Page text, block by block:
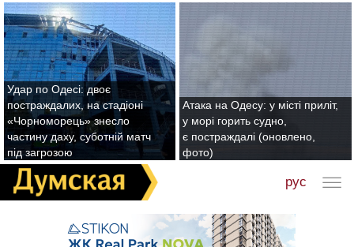
Удар по Одесі: двоє
постраждалих, на стадіоні
«Чорноморець» знесло
частину даху, суботній матч
під загрозою
Атака на Одесу: у місті приліт,
у морі горить судно,
є постраждалі (оновлено,
фото)
рус